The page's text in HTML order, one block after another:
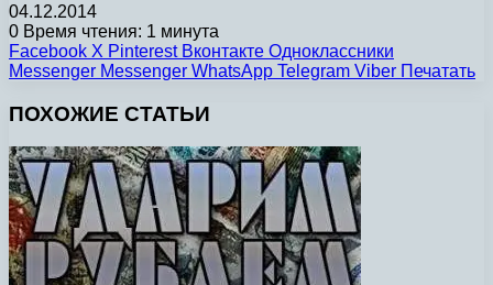
04.12.2014
0 Время чтения: 1 минута
Facebook X Pinterest Вконтакте Одноклассники
Messenger Messenger WhatsApp Telegram Viber Печатать
ПОХОЖИЕ СТАТЬИ